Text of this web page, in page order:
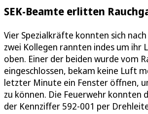
SEK-Beamte erlitten
Vier Spezialkräfte konnten sich
zwei Kollegen rannten indes um ihr
oben. Einer der beiden wurde vom
eingeschlossen, bekam keine Luft
letzter Minute ein Fenster öffnen,
zu können. Die Feuerwehr konnten
der Kennziffer 592-001 per